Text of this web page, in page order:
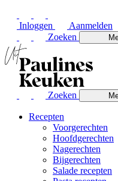
Inloggen
Aanmelden
Zoeken
Zoeken
Recepten
Voorgerechten
Hoofdgerechten
Nagerechten
Bijgerechten
Salade recepten